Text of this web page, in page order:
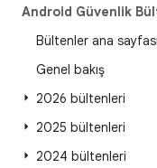
Android Güvenlik
Bültenler ana sayfası
Genel bakış
2026 bültenleri
2025 bültenleri
2024 bültenleri